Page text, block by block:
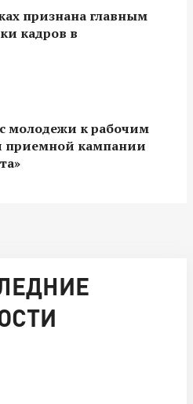
признана главным
кадров в
молодежи к рабочим
приемной кампании